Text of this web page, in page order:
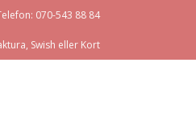
070-543 88 84
Swish eller Kort